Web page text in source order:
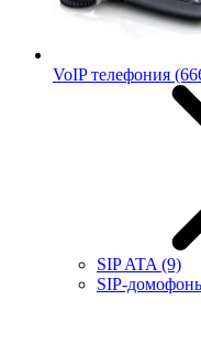
VoIP телефония
SIP ATA (9)
SIP-